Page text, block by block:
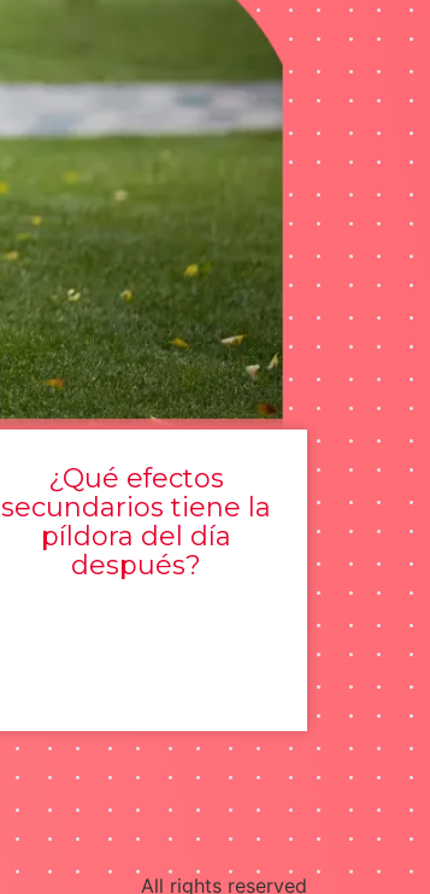
¿Qué efectos
secundarios tiene la
píldora del día
después?
All rights reserved